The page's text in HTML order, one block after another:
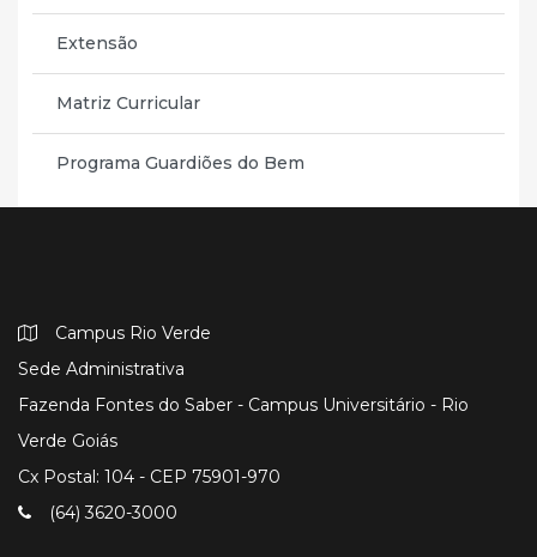
Extensão
Matriz Curricular
Programa Guardiões do Bem
Campus Rio Verde
Sede Administrativa
Fazenda Fontes do Saber - Campus Universitário - Rio
Verde Goiás
Cx Postal: 104 - CEP 75901-970
(64) 3620-3000